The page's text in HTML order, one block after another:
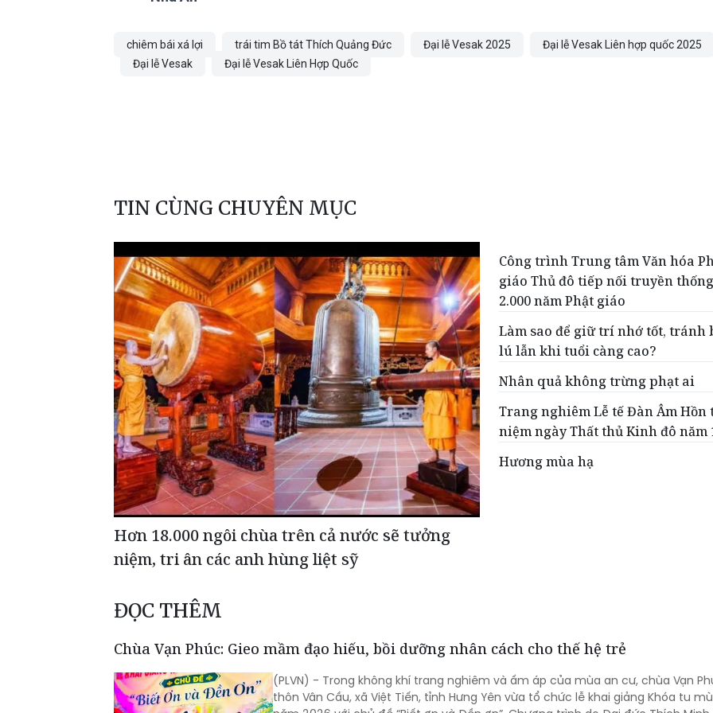
chiêm bái xá lợi trái tim Bồ tát Thích Quảng Đức Đại lễ Vesak 2025
Đại lễ Vesak Liên hợp quốc 2025
Đại lễ Vesak
Đại lễ Vesak Liên Hợp Quốc
TIN CÙNG CHUYÊN MỤC
Hơn 18.000 ngôi chùa trên cả nước sẽ tưởng
niệm, tri ân các anh hùng liệt sỹ
Công trình Trung tâm Văn hóa
giáo Thủ đô tiếp nối truyền
2.000 năm Phật giáo
Làm sao để giữ trí nhớ tốt, tránh
lú lẫn khi tuổi càng cao?
Nhân quả không trừng phạt ai
Trang nghiêm Lễ tế Đàn Âm Hồn
niệm ngày Thất thủ Kinh đô năm
Hương mùa hạ
ĐỌC THÊM
Chùa Vạn Phúc: Gieo mầm đạo hiếu, bồi dưỡng nhân cách cho thế hệ trẻ
(PLVN) - Trong không khí trang nghiêm và ấm áp của mùa an cư, chùa Vạn
thôn Vân Cầu, xã Việt Tiến, tỉnh Hưng Yên vừa tổ chức lễ khai giảng Khóa tu